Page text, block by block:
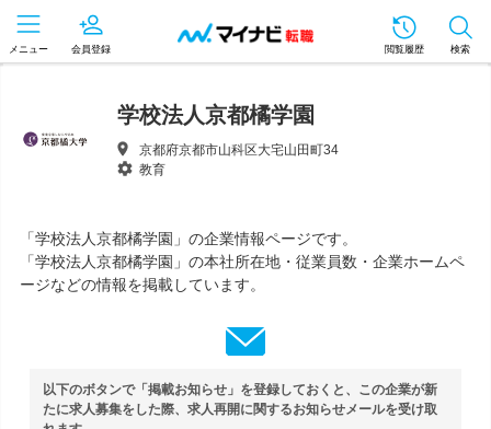
メニュー 会員登録 閲覧履歴 検索
学校法人京都橘学園
京都府京都市山科区大宅山田町34
教育
「学校法人京都橘学園」の企業情報ページです。
「学校法人京都橘学園」の本社所在地・従業員数・企業ホームペ
ージなどの情報を掲載しています。
以下のボタンで「掲載お知らせ」を登録しておくと、この企業が新
たに求人募集をした際、求人再開に関するお知らせメールを受け取